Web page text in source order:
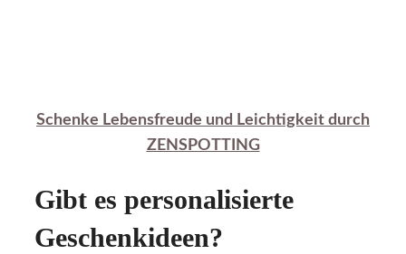
Schenke Lebensfreude und Leichtigkeit durch
ZENSPOTTING
Gibt es personalisierte
Geschenkideen?